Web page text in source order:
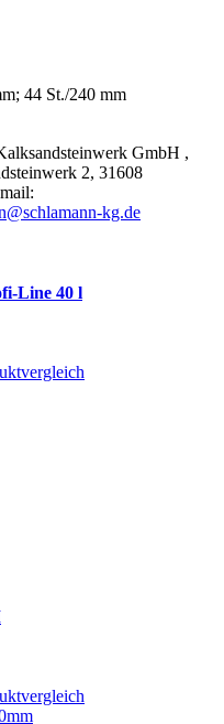
44 St./240 mm
GmbH ,
2, 31608
kg.de
Line 40 l